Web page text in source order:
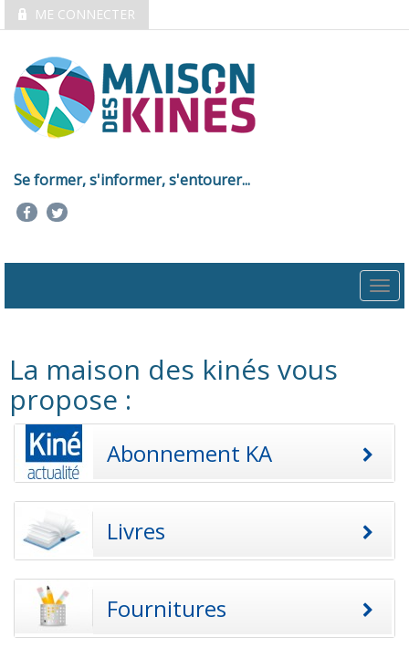
ME CONNECTER
Se former, s'informer, s'entourer...
La maison des kinés vous
propose :
Abonnement KA
Livres
Fournitures